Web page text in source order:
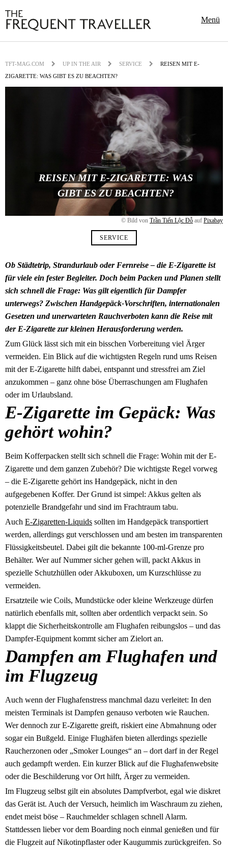
Menü
TFT-MAG.COM UP IN THE AIR SERVICE
REISEN MIT E-
ZIGARETTE: WAS GIBT ES ZU BEACHTEN?
REISEN MIT E-ZIGARETTE: WAS
GIBT ES ZU BEACHTEN?
© Bild von Trần Tiến Lộc Đỗ auf Pixabay
SERVICE
Ob Städtetrip, Strandurlaub oder Fernreise – die E-Zigarette ist
für viele ein fester Begleiter. Doch beim Packen und Planen stellt
sich schnell die Frage: Was gilt eigentlich für Dampfer
unterwegs? Zwischen Handgepäck-Vorschriften, internationalen
Gesetzen und unerwarteten Rauchverboten kann die Reise mit
der E-Zigarette zur kleinen Herausforderung werden.
Zum Glück lässt sich mit ein bisschen Vorbereitung viel Ärger
vermeiden. Ein Blick auf die wichtigsten Regeln rund ums Reisen
mit der E-Zigarette hilft dabei, entspannt und stressfrei am Ziel
anzukommen – ganz ohne böse Überraschungen am Flughafen
oder im Urlaubsland.
E-Zigarette im Gepäck: Was
gehört wohin?
Beim Kofferpacken stellt sich schnell die Frage: Wohin mit der E-
Zigarette und dem ganzen Zubehör? Die wichtigste Regel vorweg
– die E-Zigarette gehört ins Handgepäck, nicht in den
aufgegebenen Koffer. Der Grund ist simpel: Akkus gelten als
potenzielle Brandgefahr und sind im Frachtraum tabu.
Auch E-Zigaretten-Liquids sollten im Handgepäck transportiert
werden, allerdings gut verschlossen und am besten im transparenten
Flüssigkeitsbeutel. Dabei gilt die bekannte 100-ml-Grenze pro
Behälter. Wer auf Nummer sicher gehen will, packt Akkus in
spezielle Schutzhüllen oder Akkuboxen, um Kurzschlüsse zu
vermeiden.
Ersatzteile wie Coils, Mundstücke oder kleine Werkzeuge dürfen
natürlich ebenfalls mit, sollten aber ordentlich verpackt sein. So
klappt die Sicherheitskontrolle am Flughafen reibungslos – und das
Dampfer-Equipment kommt sicher am Zielort an.
Dampfen am Flughafen und
im Flugzeug
Auch wenn der Flughafenstress manchmal dazu verleitet: In den
meisten Terminals ist Dampfen genauso verboten wie Rauchen.
Wer dennoch zur E-Zigarette greift, riskiert eine Abmahnung oder
sogar ein Bußgeld. Einige Flughäfen bieten allerdings spezielle
Raucherzonen oder „Smoker Lounges“ an – dort darf in der Regel
auch gedampft werden. Ein kurzer Blick auf die Flughafenwebsite
oder die Beschilderung vor Ort hilft, Ärger zu vermeiden.
Im Flugzeug selbst gilt ein absolutes Dampfverbot, egal wie diskret
das Gerät ist. Auch der Versuch, heimlich im Waschraum zu ziehen,
endet meist böse – Rauchmelder schlagen schnell Alarm.
Stattdessen lieber vor dem Boarding noch einmal genießen und für
die Flugzeit auf Nikotinpflaster oder Kaugummis zurückgreifen. So